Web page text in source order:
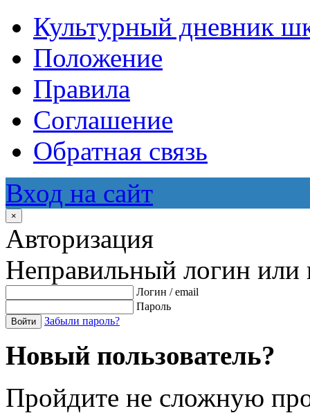
Культурный дневник
Положение
Правила
Соглашение
Обратная связь
Вход на сайт
×
Авторизация
Неправильный логин или
Логин / email
Пароль
Войти Забыли пароль?
Новый пользователь?
Пройдите не сложную